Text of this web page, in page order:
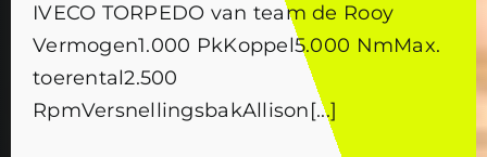
IVECO TORPEDO van team de Rooy
Vermogen1.000 PkKoppel5.000 NmMax.
toerental2.500
RpmVersnellingsbakAllison[...]